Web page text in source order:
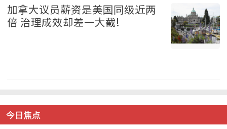
加拿大议员薪资是美国同级近两
倍 治理成效却差一大截!
今日焦点